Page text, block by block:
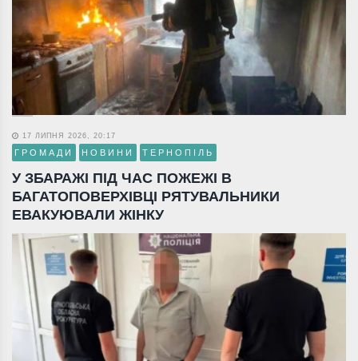
17 ЛИПНЯ 2026, 20:17
ГРОМАДИ НОВИНИ ТЕРНОПІЛЬ
У ЗБАРАЖІ ПІД ЧАС ПОЖЕЖІ В
БАГАТОПОВЕРХІВЦІ РЯТУВАЛЬНИКИ
ЕВАКУЮВАЛИ ЖІНКУ